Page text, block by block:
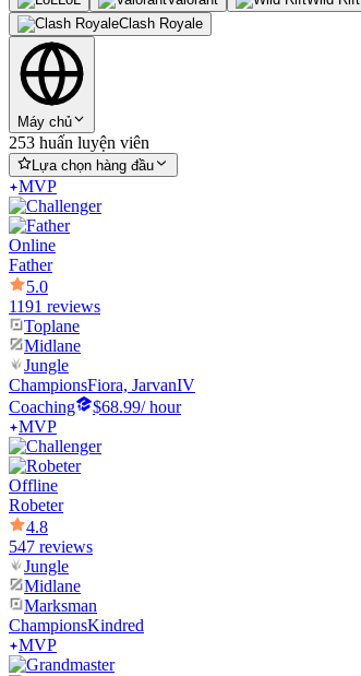
Clash Royale
Máy chủ
253 huấn luyện viên
Lựa chọn hàng đầu
MVP
Online
Father
5.0
1191 reviews
Toplane
Midlane
Jungle
ChampionsFiora, JarvanIV
Coaching
$68.99/ hour
MVP
Offline
Robeter
4.8
547 reviews
Jungle
Midlane
Marksman
ChampionsKindred
MVP